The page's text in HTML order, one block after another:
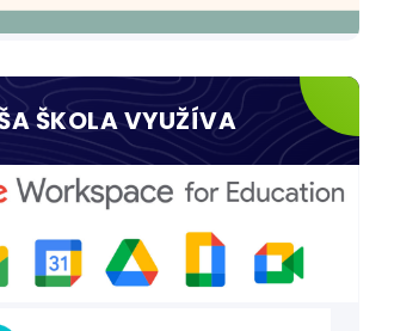
ŠKOLA VYUŽÍVA